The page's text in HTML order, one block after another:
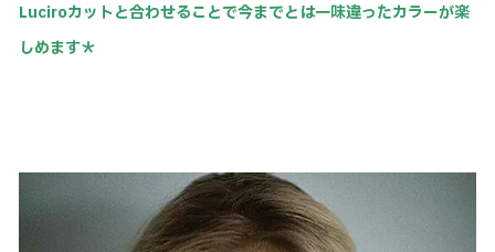
Luciroカットと合わせることで今までとは一味違ったカラーが楽
しめます＊